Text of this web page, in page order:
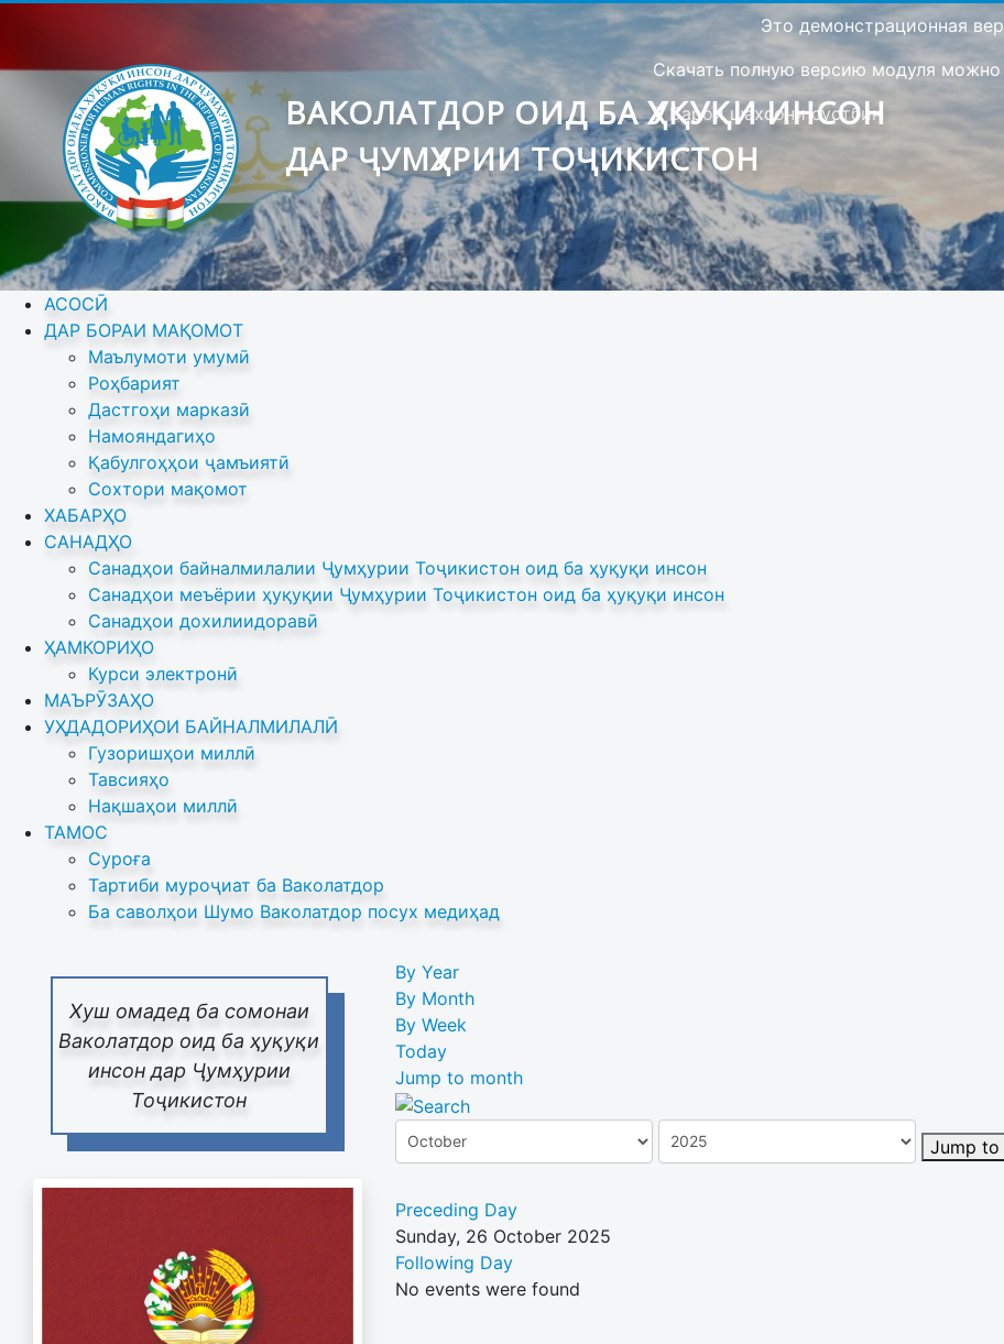
Это демонстрационная
Скачать полную версию модуля можно
Барои шахсони сустбин
ВАКОЛАТДОР ОИД БА ҲУҚУҚИ ИНСОН
ДАР ҶУМҲУРИИ ТОҶИКИСТОН
АСОСӢ
ДАР БОРАИ МАҚОМОТ
Маълумоти умумӣ
Роҳбарият
Дастгоҳи марказӣ
Намояндагиҳо
Қабулгоҳҳои ҷамъиятӣ
Сохтори мақомот
ХАБАРҲО
САНАДҲО
Санадҳои байналмилалии Ҷумҳурии Тоҷикистон оид ба ҳуқуқи инсон
Санадҳои меъёрии ҳуқуқии Ҷумҳурии Тоҷикистон оид ба ҳуқуқи инсон
Санадҳои дохилиидоравӣ
ҲАМКОРИҲО
Курси электронӣ
МАЪРӮЗАҲО
УҲДАДОРИҲОИ БАЙНАЛМИЛАЛӢ
Гузоришҳои миллӣ
Тавсияҳо
Нақшаҳои миллӣ
ТАМОС
Суроға
Тартиби муроҷиат ба Ваколатдор
Ба саволҳои Шумо Ваколатдор посух медиҳад
Хуш омадед ба сомонаи
Ваколатдор оид ба ҳуқуқи
инсон дар Ҷумҳурии
Тоҷикистон
By Year
By Month
By Week
Today
Jump to month
Jump to
Preceding Day
Sunday, 26 October 2025
Following Day
No events were found